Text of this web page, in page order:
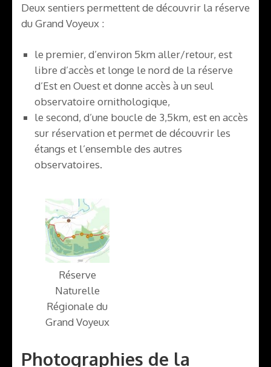
Deux sentiers permettent de découvrir la réserve
du Grand Voyeux :
le premier, d’environ 5km aller/retour, est
libre d’accès et longe le nord de la réserve
d’Est en Ouest et donne accès à un seul
observatoire ornithologique,
le second, d’une boucle de 3,5km, est en accès
sur réservation et permet de découvrir les
étangs et l’ensemble des autres
observatoires.
Réserve
Naturelle
Régionale du
Grand Voyeux
Photographies de la